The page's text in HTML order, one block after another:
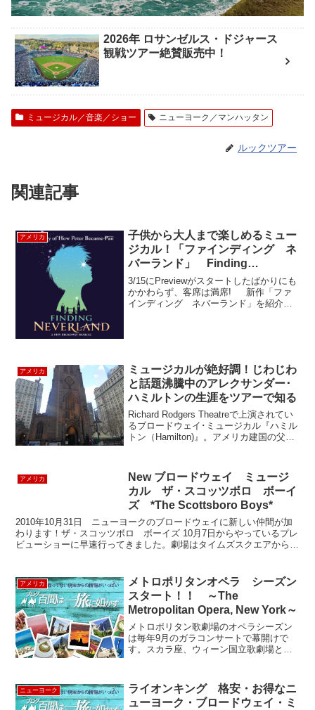
2026年 ロサンゼルス・ドジャース
観戦ツアー絶賛販売中！
ミュージカル／音楽／ショー ニューヨーク／マンハッタン
ルックツアー
関連記事
アメリカ
子供から大人まで楽しめるミュー
ジカル！「ファインディング ネ
バーランド」 Finding
Neverland
3/15にPreviewがスタートしたばかりにも
かかわらず、客席は満席! 新作「ファ
インディング ネバーランド」を紹介し
アメリカ
ミュージカルが絶好調！じわじわ
と話題沸騰中のアレクサンダー･
ハミルトンの生涯をツアーで知る
Richard Rodgers Theatreで上演されてい
るブロードウェイ･ミュージカル『ハミル
トン（Hamilton)』。アメリカ建国の父の
たヒ...
アメリカ
New ブロードウェイ ミュージ
カル ザ・スコッツボロ ボーイ
ズ *The Scottsboro Boys*
2010年10月31日 ニューヨークのブロードウェイに新しい仲間が加
わります！ザ・スコッツボロ ボーイズ 10月7日からやっているプレ
ビューショーに早速行ってきました。劇場はタイムズスクエアからす
アメリカ
メトロポリタンオペラ シーズン
スタート！！ ～The
Metropolitan Opera, New York～
メトロポリタン歌劇場のオペラシーズン
は毎年9月のガラコンサートで幕開けで
す。スカラ座、ウィーン国立歌劇場と並
末から翌年5月までの冬場がシーズン。今
年は9月23日月...
ニューヨーク
ライオンキング 格安・お得なニ
ューヨーク・ブロードウェイ・ミ